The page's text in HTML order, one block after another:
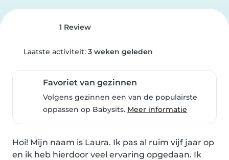
1 Review
Laatste activiteit: 3 weken geleden
Favoriet van gezinnen
Volgens gezinnen een van de populairste
oppassen op Babysits. Meer informatie
Hoi! Mijn naam is Laura. Ik pas al ruim vijf jaar op
en ik heb hierdoor veel ervaring opgedaan. Ik